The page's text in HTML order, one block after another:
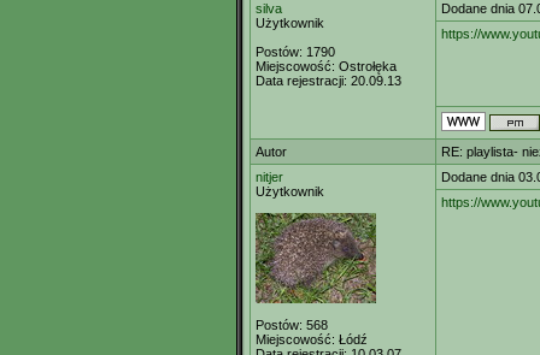
silva
Użytkownik
Postów: 1790
Miejscowość: Ostrołęka
Data rejestracji: 20.09.13
Dodane dnia
https://
Autor
RE: playlista-
nitjer
Użytkownik
Postów: 568
Miejscowość: Łódź
Dodane dnia
https://